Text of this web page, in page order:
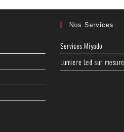
Nos Services
Services Miyado
Lumiere Led sur mesure